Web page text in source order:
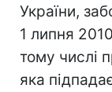
України,
1 липня
тому числі
яка